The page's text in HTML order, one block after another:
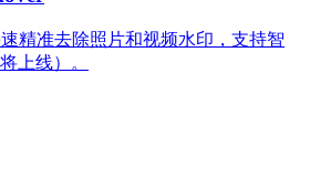
精准去除照片和视频水印，支持智
上线）。